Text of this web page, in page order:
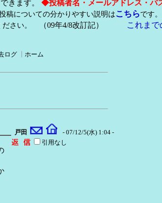
きます。 ◆投稿者名・メールアドレス・パ
稿についての分かりやすい説明はこちらです
さい。 （09年4/8改訂記） これま
ログ
ホーム
戸田 - 07/12/5(水) 1:04 -
引用なし